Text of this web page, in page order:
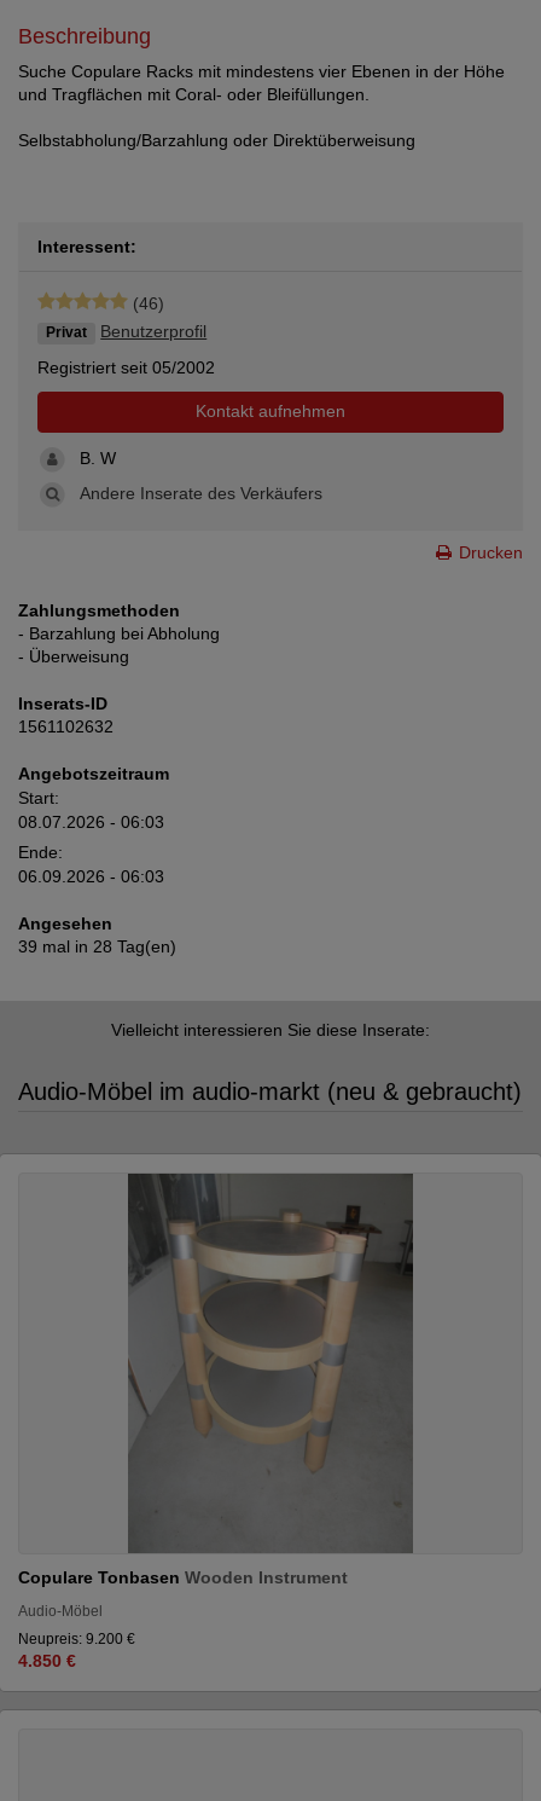
Beschreibung
Suche Copulare Racks mit mindestens vier Ebenen in der Höhe
und Tragflächen mit Coral- oder Bleifüllungen.
Selbstabholung/Barzahlung oder Direktüberweisung
Interessent:
(46)
Privat
Benutzerprofil
Registriert seit 05/2002
Kontakt aufnehmen
B. W
Andere Inserate des Verkäufers
Drucken
Zahlungsmethoden
- Barzahlung bei Abholung
- Überweisung
Inserats-ID
1561102632
Angebotszeitraum
Start:
08.07.2026 - 06:03
Ende:
06.09.2026 - 06:03
Angesehen
39 mal in 28 Tag(en)
Vielleicht interessieren Sie diese Inserate:
Audio-Möbel im audio-markt (neu & gebraucht)
Copulare Tonbasen Wooden Instrument
Audio-Möbel
Neupreis: 9.200 €
4.850 €